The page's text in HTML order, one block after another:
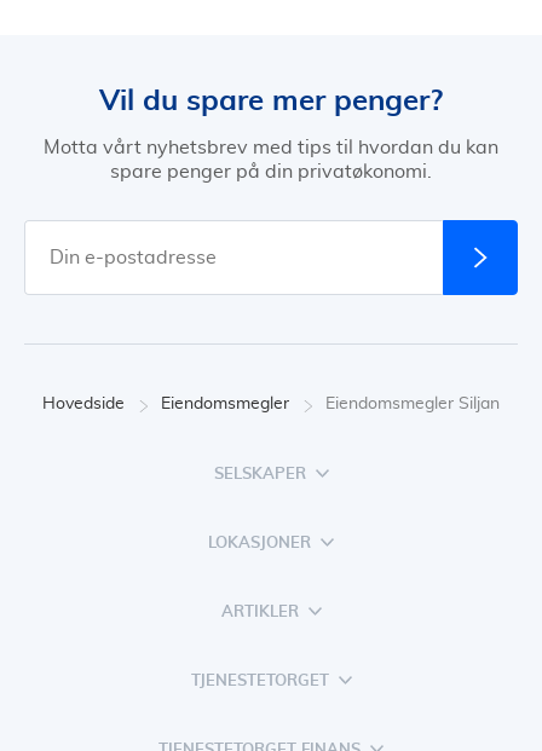
Vil du spare mer penger?
Motta vårt nyhetsbrev med tips til hvordan du kan
spare penger på din privatøkonomi.
Hovedside Eiendomsmegler Eiendomsmegler Siljan
SELSKAPER
LOKASJONER
ARTIKLER
TJENESTETORGET